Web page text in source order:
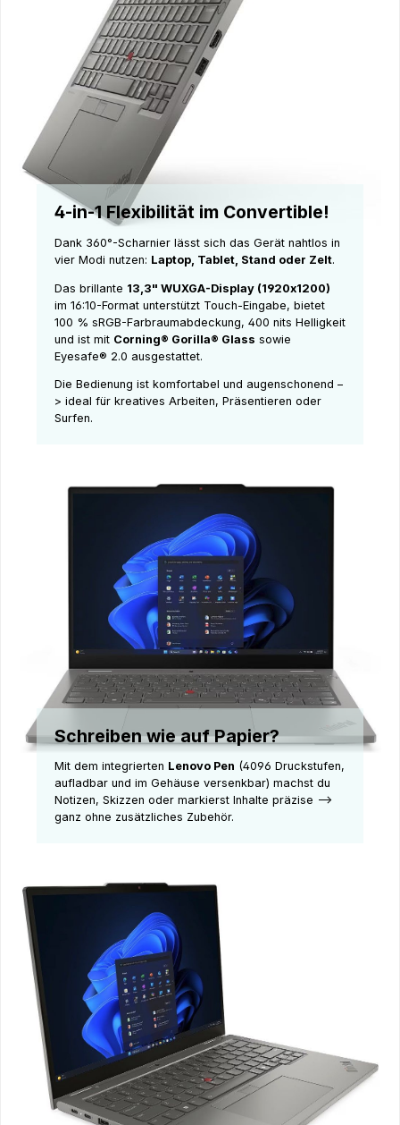
4-in-1 Flexibilität im Convertible!
Dank 360°-Scharnier lässt sich das Gerät nahtlos in
vier Modi nutzen: Laptop, Tablet, Stand oder Zelt.
Das brillante 13,3" WUXGA-Display (1920x1200)
im 16:10-Format unterstützt Touch-Eingabe, bietet
100 % sRGB-Farbraumabdeckung, 400 nits Helligkeit
und ist mit Corning® Gorilla® Glass sowie
Eyesafe® 2.0 ausgestattet.
Die Bedienung ist komfortabel und augenschonend –
> ideal für kreatives Arbeiten, Präsentieren oder
Surfen.
Schreiben wie auf Papier?
Mit dem integrierten Lenovo Pen (4096 Druckstufen,
aufladbar und im Gehäuse versenkbar) machst du
Notizen, Skizzen oder markierst Inhalte präzise –>
ganz ohne zusätzliches Zubehör.